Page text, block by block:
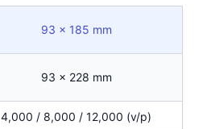
93 x 185 mm
93 x 228 mm
4,000 / 8,000 / 12,000 (v/p)